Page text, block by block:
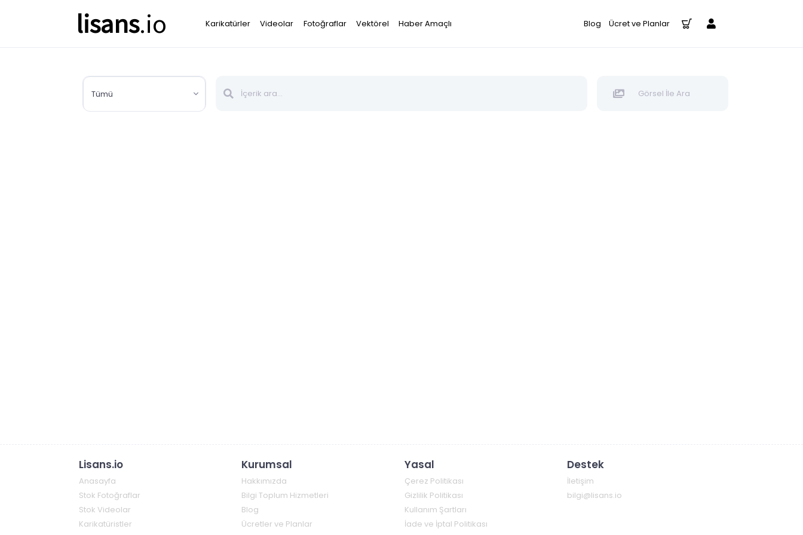
lisans.io Karikatürler Videolar Fotoğraflar Vektörel Haber Amaçlı Blog Ücret ve Planlar
Tümü Görsel İle Ara
Lisans.io
Anasayfa
Stok Fotoğraflar
Stok Videolar
Karikatüristler
Kurumsal
Hakkımızda
Bilgi Toplum Hizmetleri
Blog
Ücretler ve Planlar
Yasal
Çerez Politikası
Gizlilik Politikası
Kullanım Şartları
İade ve İptal Politikası
Destek
İletişim
bilgi@lisans.io